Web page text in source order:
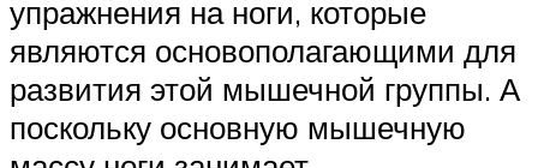
упражнения на ноги, которые
являются основополагающими для
развития этой мышечной группы. А
поскольку основную мышечную